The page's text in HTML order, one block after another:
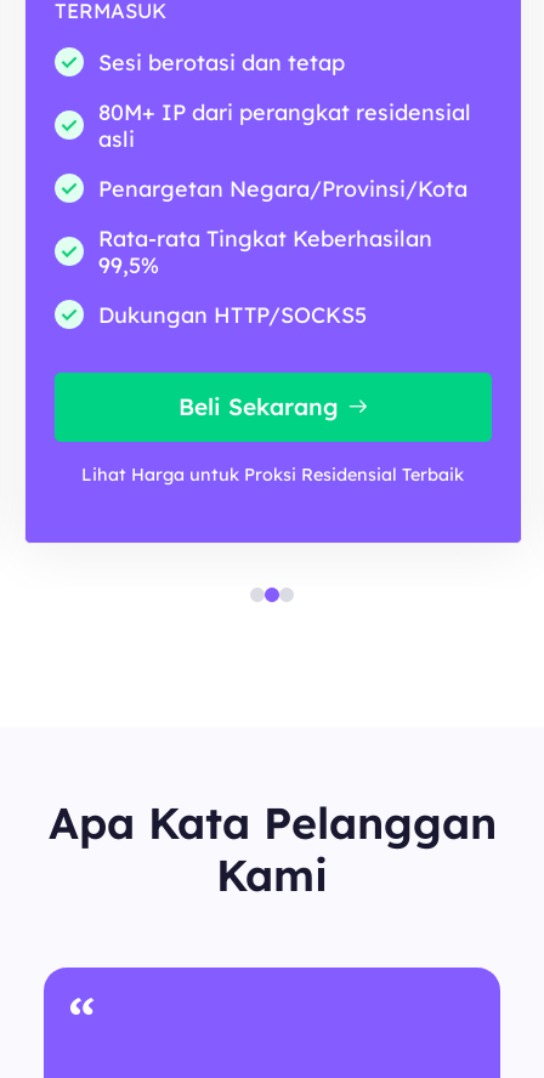
TERMASUK
Sesi berotasi dan tetap
80M+ IP dari perangkat residensial
asli
Penargetan Negara/Provinsi/Kota
Rata-rata Tingkat Keberhasilan
99,5%
Dukungan HTTP/SOCKS5
Beli Sekarang
Lihat Harga untuk Proksi Residensial Terbaik
Apa Kata Pelanggan
Kami
“